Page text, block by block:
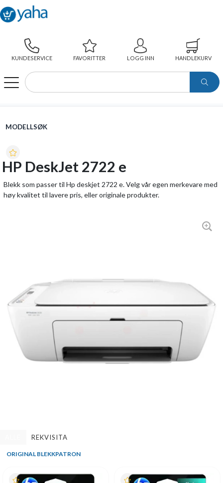
KUNDESERVICE FAVORITTER LOGG INN HANDLEKURV
WEBSHOP
MODELLSØK
HP DeskJet 2722 e
Blekk som passer til Hp deskjet 2722 e. Velg vår egen merkevare med
høy kvalitet til lavere pris, eller originale produkter.
REKVISITA
ORIGINAL BLEKKPATRON